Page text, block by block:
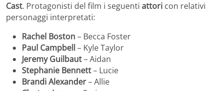
Cast. Protagonisti del film i seguenti attori con relativi
personaggi interpretati:
Rachel Boston– Becca Foster
Paul Campbell– Kyle Taylor
Jeremy Guilbaut– Aidan
Stephanie Bennett– Lucie
Brandi Alexander– Allie